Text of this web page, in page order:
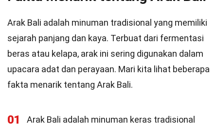
Arak Bali adalah minuman tradisional yang memiliki
sejarah panjang dan kaya. Terbuat dari fermentasi
beras atau kelapa, arak ini sering digunakan dalam
upacara adat dan perayaan. Mari kita lihat beberapa
fakta menarik tentang Arak Bali.
01
Arak Bali adalah minuman keras tradisional